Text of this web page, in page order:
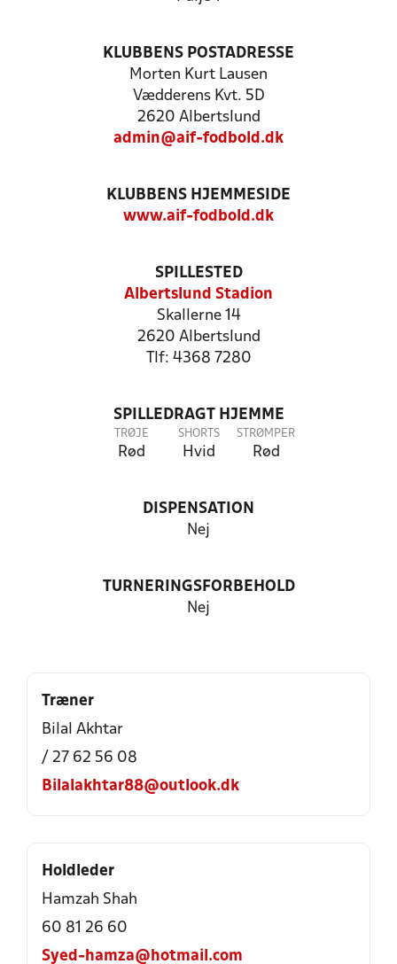
KLUBBENS POSTADRESSE
Morten Kurt Lausen
Vædderens Kvt. 5D
2620 Albertslund
admin@aif-fodbold.dk
KLUBBENS HJEMMESIDE
www.aif-fodbold.dk
SPILLESTED
Albertslund Stadion
Skallerne 14
2620 Albertslund
Tlf: 4368 7280
SPILLEDRAGT HJEMME
TRØJE
Rød
SHORTS
Hvid
STRØMPER
Rød
DISPENSATION
Nej
TURNERINGSFORBEHOLD
Nej
Træner
Bilal Akhtar
/ 27 62 56 08
Bilalakhtar88@outlook.dk
Holdleder
Hamzah Shah
60 81 26 60
Syed-hamza@hotmail.com